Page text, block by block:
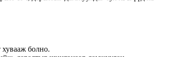
хувааж болно.